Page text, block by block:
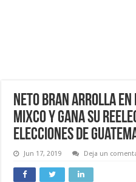
Neto Bran Arrolla en
Mixco y Gana su
Elecciones de
Jun 17, 2019 Deja un